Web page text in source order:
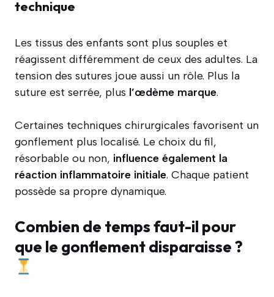
technique
Les tissus des enfants sont plus souples et
réagissent différemment de ceux des adultes. La
tension des sutures joue aussi un rôle. Plus la
suture est serrée, plus l’œdème marque.
Certaines techniques chirurgicales favorisent un
gonflement plus localisé. Le choix du fil,
résorbable ou non, influence également la
réaction inflammatoire initiale. Chaque patient
possède sa propre dynamique.
Combien de temps faut-il pour
que le gonflement disparaisse ?